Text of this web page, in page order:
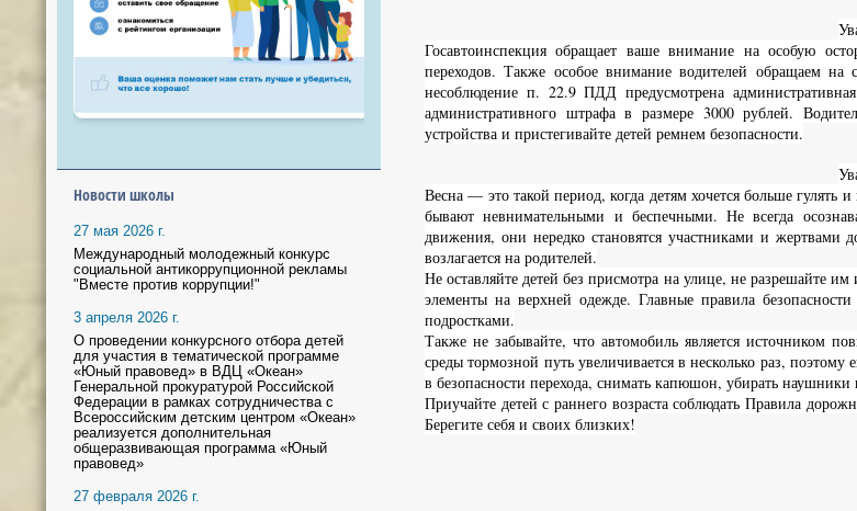
Новости школы
27 мая 2026 г.
Международный молодежный конкурс
социальной антикоррупционной рекламы
"Вместе против коррупции!"
3 апреля 2026 г.
О проведении конкурсного отбора детей
для участия в тематической программе
«Юный правовед» в ВДЦ «Океан»
Генеральной прокуратурой Российской
Федерации в рамках сотрудничества с
Всероссийским детским центром «Океан»
реализуется дополнительная
общеразвивающая программа «Юный
правовед»
27 февраля 2026 г.
Госавтоинспекция обращает ваше внимание на особую
переходов. Также особое внимание водителей обращаем
несоблюдение п. 22.9 ПДД предусмотрена
административного штрафа в размере 3000 рублей.
устройства и пристегивайте детей ремнем безопасности.
Весна — это такой период, когда детям хочется больше
бывают невнимательными и беспечными. Не всегда
движения, они нередко становятся участниками и жертвами
возлагается на родителей.
Не оставляйте детей без присмотра на улице, не разрешайте
элементы на верхней одежде. Главные правила
подростками.
Также не забывайте, что автомобиль является источником
среды тормозной путь увеличивается в несколько раз,
в безопасности перехода, снимать капюшон, убирать наушники
Приучайте детей с раннего возраста соблюдать Правила
Берегите себя и своих близких!